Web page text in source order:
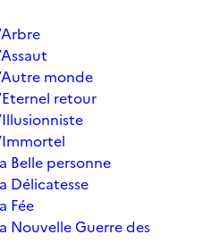
monde
retour
Belle personne
Délicatesse
Fée
Nouvelle Guerre des